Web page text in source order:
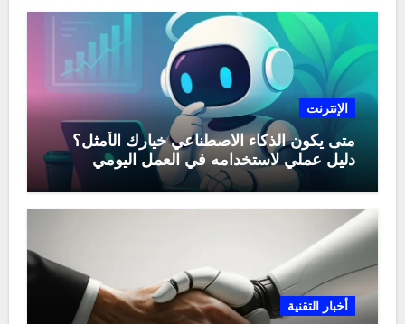
الإنترنت
متى يكون الذكاء الاصطناعي خيارك الأمثل؟
دليل عملي لاستخدامه في العمل اليومي
أخبار التقنية